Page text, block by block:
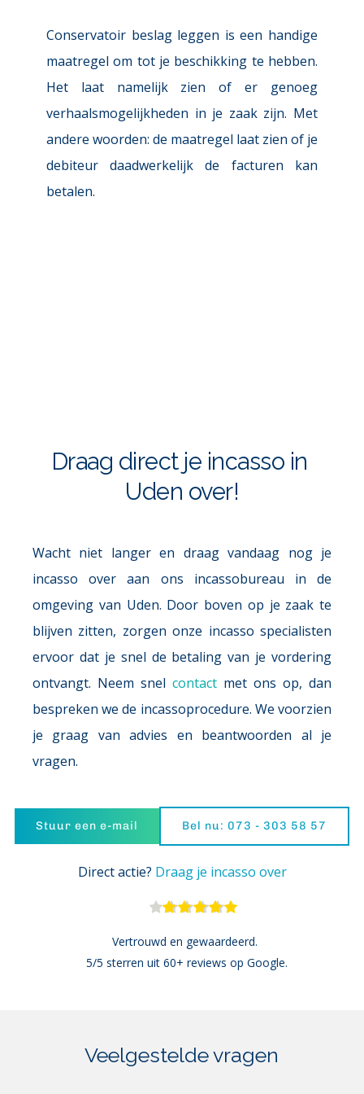
Conservatoir beslag leggen is een handige
maatregel om tot je beschikking te hebben.
Het laat namelijk zien of er genoeg
verhaalsmogelijkheden in je zaak zijn. Met
andere woorden: de maatregel laat zien of je
debiteur daadwerkelijk de facturen kan
betalen.
Draag direct je incasso in
Uden over!
Wacht niet langer en draag vandaag nog je
incasso over aan ons incassobureau in de
omgeving van Uden. Door boven op je zaak te
blijven zitten, zorgen onze incasso specialisten
ervoor dat je snel de betaling van je vordering
ontvangt. Neem snel contact met ons op, dan
bespreken we de incassoprocedure. We voorzien
je graag van advies en beantwoorden al je
vragen.
Stuur een e-mail Bel nu: 073 - 303 58 57
Direct actie? Draag je incasso over
Vertrouwd en gewaardeerd.
5/5 sterren uit 60+ reviews op Google.
Veelgestelde vragen